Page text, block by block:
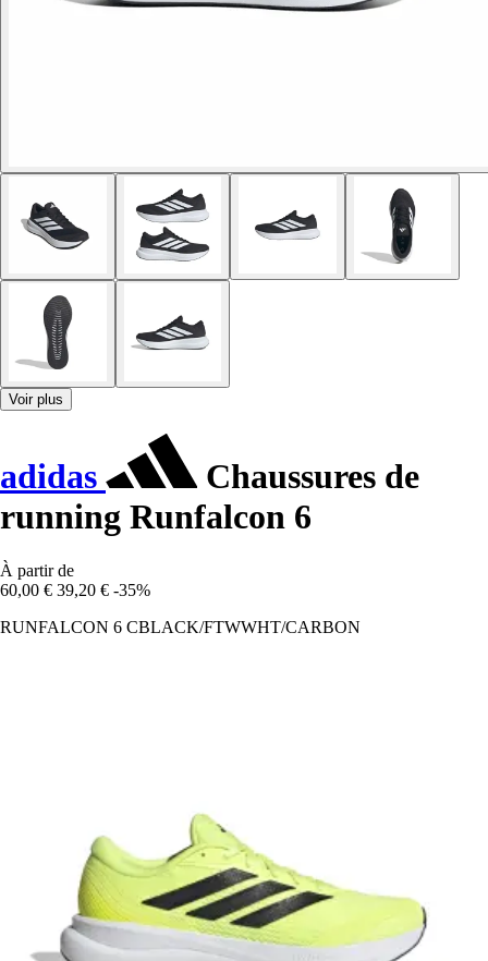
Voir plus
adidas
Chaussures de
running Runfalcon 6
À partir de
60,00 € 39,20 € -35%
RUNFALCON 6 CBLACK/FTWWHT/CARBON